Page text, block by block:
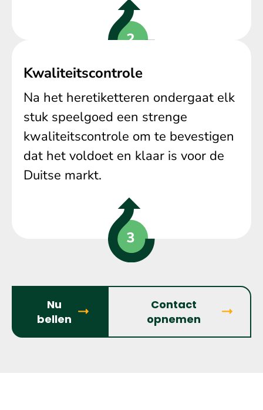
Kwaliteitscontrole
Na het heretiketteren ondergaat elk
stuk speelgoed een strenge
kwaliteitscontrole om te bevestigen
dat het voldoet en klaar is voor de
Duitse markt.
Nu
bellen
Contact
opnemen